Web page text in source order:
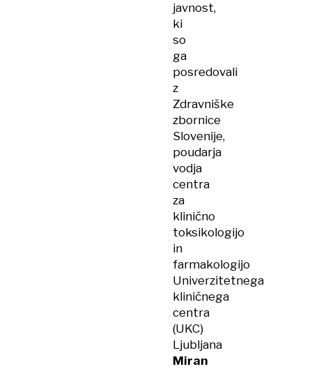
javnost,
ki
so
ga
posredovali
z
Zdravniške
zbornice
Slovenije,
poudarja
vodja
centra
za
klinično
toksikologijo
in
farmakologijo
Univerzitetnega
kliničnega
centra
(UKC)
Ljubljana
Miran